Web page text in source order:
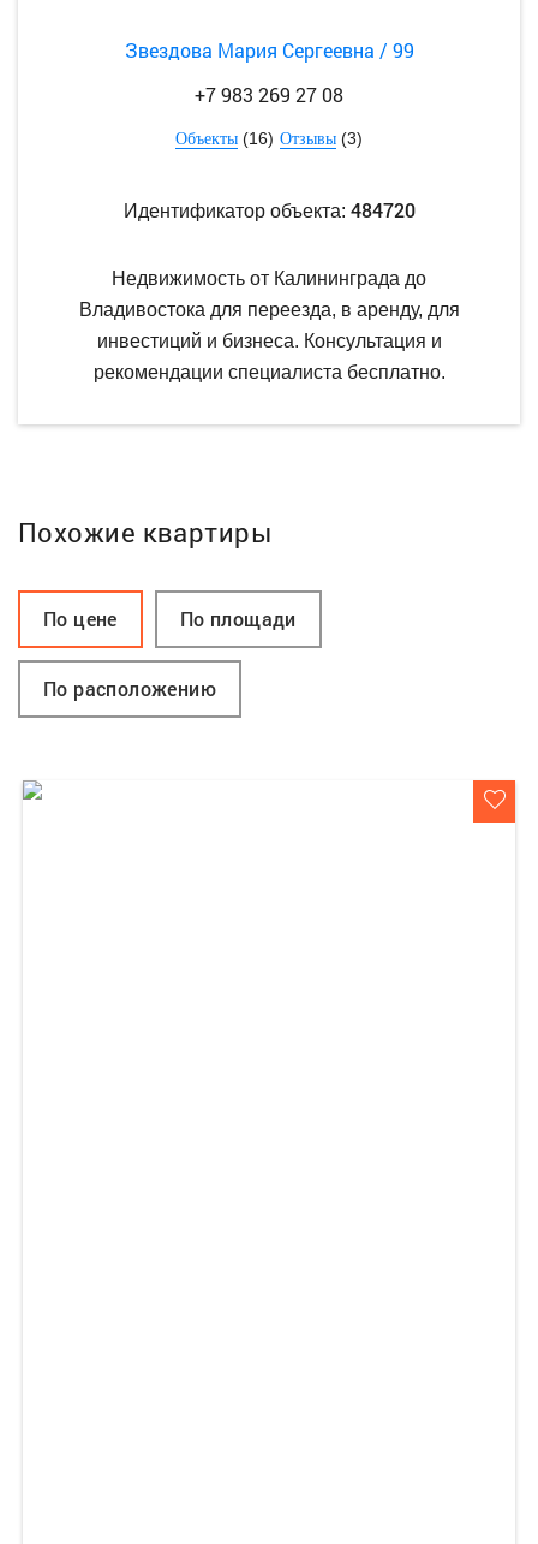
Звездова Мария Сергеевна / 99
+7 983 269 27 08
Объекты (16) Отзывы (3)
Идентификатор объекта: 484720
Недвижимость от Калининграда до
Владивостока для переезда, в аренду, для
инвестиций и бизнеса. Консультация и
рекомендации специалиста бесплатно.
Похожие квартиры
По цене По площади
По расположению